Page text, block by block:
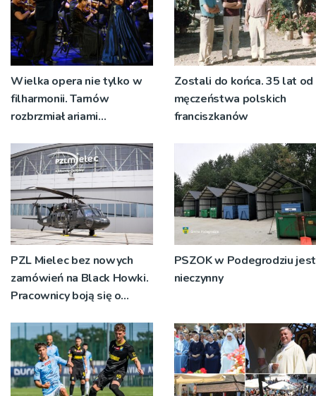
Wielka opera nie tylko w
filharmonii. Tarnów
rozbrzmiał ariami
Zostali do końca. 35 lat od
męczeństwa polskich
franciszkanów
PZL Mielec bez nowych
zamówień na Black Howki.
Pracownicy boją się o
PSZOK w Podegrodziu jest
nieczynny